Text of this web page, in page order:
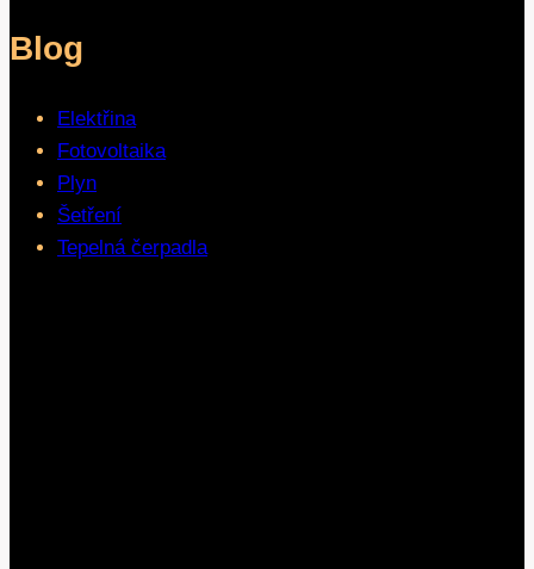
Blog
Elektřina
Fotovoltaika
Plyn
Šetření
Tepelná čerpadla